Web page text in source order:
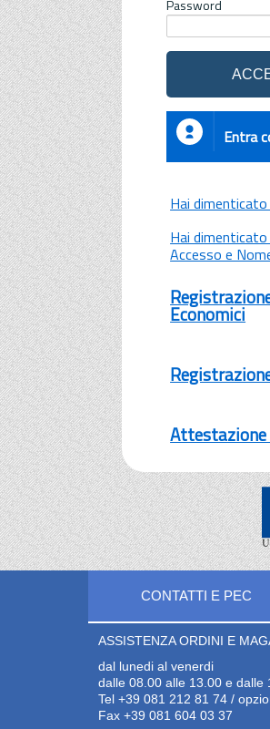
Password
Entra
Hai
Hai dimenticato
Accesso e
Economici
CONTATTI E PEC
ASSISTENZA ORDINI E
dal lunedi al venerdi
dalle 08.00 alle 13.00 e dalle
Tel +39 081 212 81 74 /
Fax +39 081 604 03 37